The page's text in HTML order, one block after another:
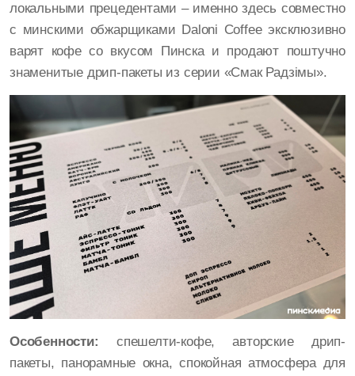
локальными прецедентами – именно здесь совместно
с минскими обжарщиками Daloni Coffee эксклюзивно
варят кофе со вкусом Пинска и продают поштучно
знаменитые дрип-пакеты из серии «Смак Радзiмы».
Особенности: спешелти-кофе, авторские дрип-
пакеты, панорамные окна, спокойная атмосфера для